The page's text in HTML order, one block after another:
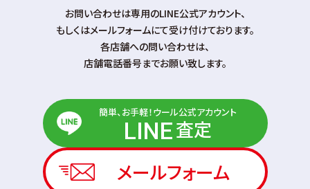
お問い合わせは専⽤のLINE公式アカウント、
もしくはメールフォームにて受け付けております。
各店舗への問い合わせは、
店舗電話番号までお願い致します。
簡単、お手軽！ウール公式アカウント
LINE査定
メールフォーム